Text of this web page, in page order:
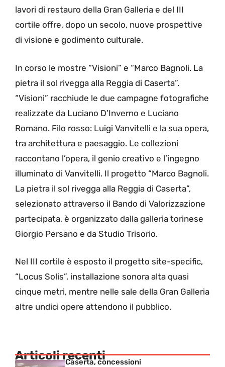
lavori di restauro della Gran Galleria e del III
cortile offre, dopo un secolo, nuove prospettive
di visione e godimento culturale.
In corso le mostre “Visioni” e “Marco Bagnoli. La
pietra il sol rivegga alla Reggia di Caserta”.
“Visioni” racchiude le due campagne fotografiche
realizzate da Luciano D’Inverno e Luciano
Romano. Filo rosso: Luigi Vanvitelli e la sua opera,
tra architettura e paesaggio. Le collezioni
raccontano l’opera, il genio creativo e l’ingegno
illuminato di Vanvitelli. Il progetto “Marco Bagnoli.
La pietra il sol rivegga alla Reggia di Caserta”,
selezionato attraverso il Bando di Valorizzazione
partecipata, è organizzato dalla galleria torinese
Giorgio Persano e da Studio Trisorio.
Nel III cortile è esposto il progetto site-specific,
“Locus Solis”, installazione sonora alta quasi
cinque metri, mentre nelle sale della Gran Galleria
altre undici opere attendono il pubblico.
Articoli recenti
Caserta, concessioni